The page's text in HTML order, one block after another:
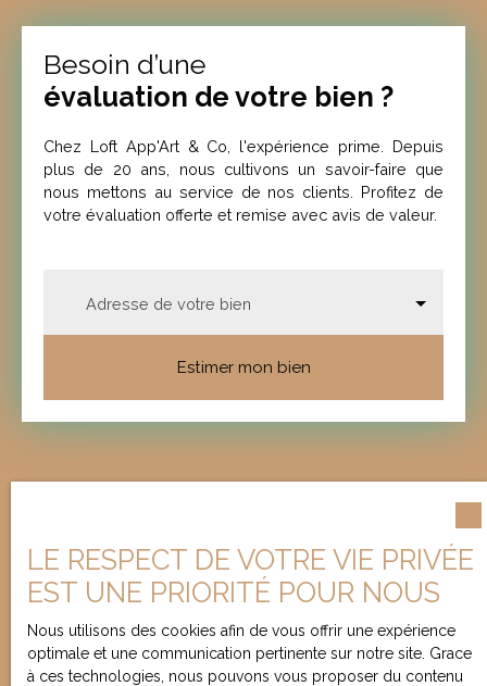
Besoin d’une
évaluation de votre bien ?
Chez Loft App'Art & Co, l'expérience prime. Depuis
plus de 20 ans, nous cultivons un savoir-faire que
nous mettons au service de nos clients. Profitez de
votre évaluation offerte et remise avec avis de valeur.
Adresse de votre bien
Estimer mon bien
LE RESPECT DE VOTRE VIE PRIVÉE
EST UNE PRIORITÉ POUR NOUS
Nous utilisons des cookies afin de vous offrir une expérience
optimale et une communication pertinente sur notre site. Grace
à ces technologies, nous pouvons vous proposer du contenu